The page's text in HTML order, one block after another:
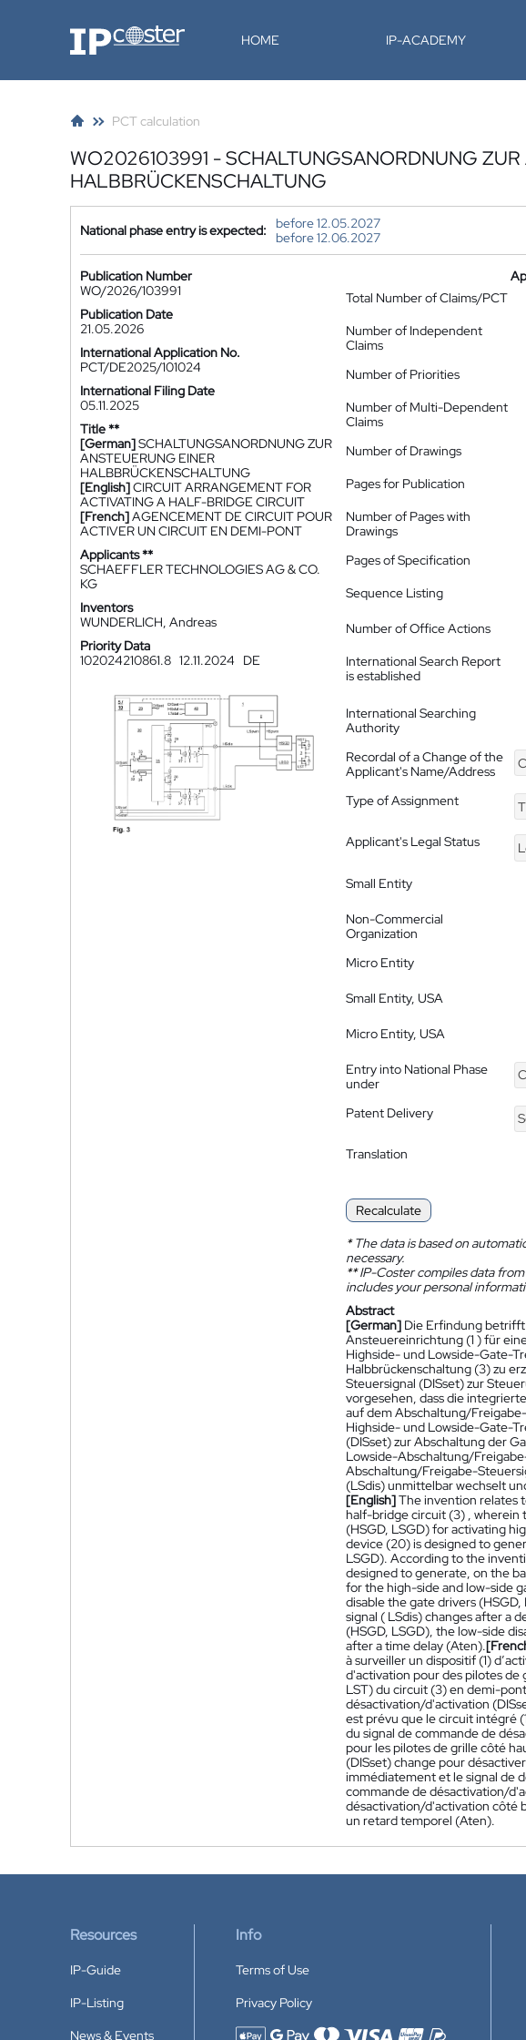
IP-Coster HOME IP-ACADEMY
PCT calculation
WO2026103991 - SCHALTUNGSANORDNUNG ZUR
HALBBRÜCKENSCHALTUNG
National phase entry is expected:
before 12.05.2027
before 12.06.2027
Publication Number
WO/2026/103991
Publication Date
21.05.2026
International Application No.
PCT/DE2025/101024
International Filing Date
05.11.2025
Title **
[German]SCHALTUNGSANORDNUNG ZUR
ANSTEUERUNG EINER
HALBBRÜCKENSCHALTUNG
[English]CIRCUIT ARRANGEMENT FOR
ACTIVATING A HALF-BRIDGE CIRCUIT
[French]AGENCEMENT DE CIRCUIT POUR
ACTIVER UN CIRCUIT EN DEMI-PONT
Applicants **
SCHAEFFLER TECHNOLOGIES AG & CO.
KG
Inventors
WUNDERLICH, Andreas
Priority Data
102024210861.8 12.11.2024 DE
Total Number of Claims/PCT
Number of Independent
Claims
Number of Priorities
Number of Multi-Dependent
Claims
Number of Drawings
Pages for Publication
Number of Pages with
Drawings
Pages of Specification
Sequence Listing
Number of Office Actions
International Search Report
is established
International Searching
Authority
Recordal of a Change of the
Applicant's Name/Address
Type of Assignment
Applicant's Legal Status
Small Entity
Non-Commercial
Organization
Micro Entity
Small Entity, USA
Micro Entity, USA
Entry into National Phase
under
Patent Delivery
Translation
Recalculate
*The data is based on
necessary.
**IP-Coster compiles data from
includes your personal
Abstract
[German] Die Erfindung
Ansteuereinrichtung (1 ) für
Highside- und Lowside-Gate-
Halbbrückenschaltung (3) zu
Steuersignal (DISset) zur
vorgesehen, dass die
auf dem Abschaltung/
Highside- und Lowside-Gate-
(DISset) zur Abschaltung der
Lowside-Abschaltung/
Abschaltung/Freigabe-
(LSdis) unmittelbar wechselt
[English]The invention relates
half-bridge circuit (3) , wherein
(HSGD, LSGD) for activating
device (20) is designed to
LSGD). According to the
designed to generate, on the
for the high-side and low-side
disable the gate drivers
signal ( LSdis) changes after a
(HSGD, LSGD), the low-side
after a time delay (Aten).
à surveiller un dispositif (1)
d'activation pour des pilotes de
LST) du circuit (3) en demi-
désactivation/d'activation
est prévu que le circuit intégré
du signal de commande de
pour les pilotes de grille côté
(DISset) change pour
immédiatement et le signal de
commande de désactivation/
désactivation/d'activation côté
un retard temporel (Aten).
Resources
IP-Guide
IP-Listing
News & Events
Info
Terms of Use
Privacy Policy